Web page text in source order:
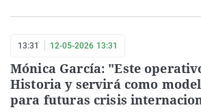
13:31 12-05-2026 13:31
Mónica García: "Este
Historia y servirá como
para futuras crisis